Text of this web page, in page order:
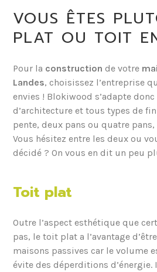
VOUS ÊTES
PLAT OU TOIT
Pour la construction de votre
Landes, choisissez l’entreprise
envies ! Blokiwood s’adapte
d’architecture et tous types de
pente, deux pans ou quatre
Vous hésitez entre les deux ou
décidé ? On vous en dit un peu
Toit plat
Outre l’aspect esthétique que
pas, le toit plat a l’avantage
maisons passives car le volume
évite des déperditions d’énergie.